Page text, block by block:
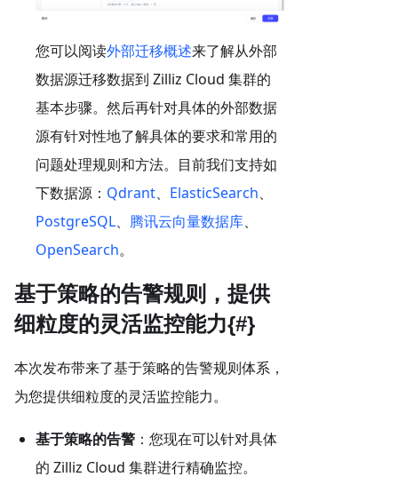
您可以阅读外部迁移概述来了解从外部
数据源迁移数据到 Zilliz Cloud 集群的
基本步骤。然后再针对具体的外部数据
源有针对性地了解具体的要求和常用的
问题处理规则和方法。目前我们支持如
下数据源： Qdrant、 ElasticSearch、
PostgreSQL、 腾讯云向量数据库、
OpenSearch。
基于策略的告警规则，提供
细粒度的灵活监控能力{#}
本次发布带来了基于策略的告警规则体系，
为您提供细粒度的灵活监控能力。
基于策略的告警 ：您现在可以针对具体
的 Zilliz Cloud 集群进行精确监控。